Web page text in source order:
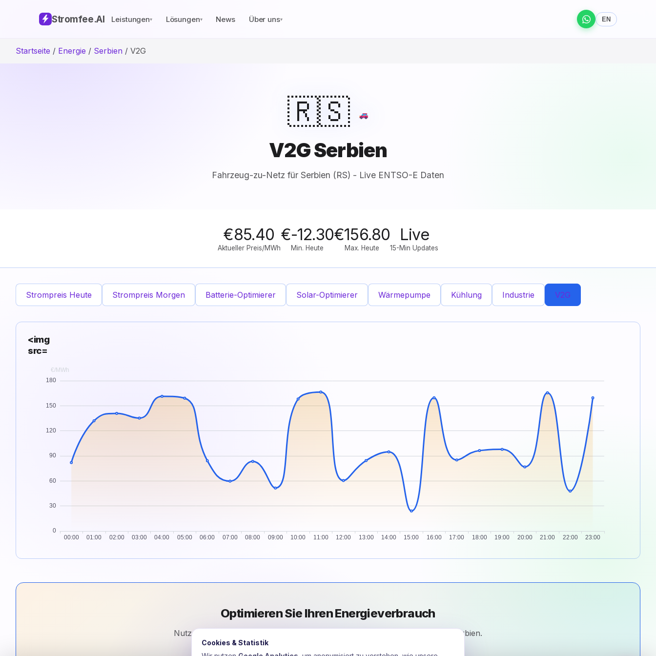
Stromfee.AI Leistungen▾ Lösungen▾ News Über uns▾ EN
Startseite / Energie / Serbien / V2G
🇷🇸
V2G Serbien
Fahrzeug-zu-Netz für Serbien (RS) - Live ENTSO-E Daten
€85.40
Aktueller Preis/MWh
€-12.30
Min. Heute
€156.80
Max. Heute
Live
15-Min Updates
Strompreis Heute Strompreis Morgen Batterie-Optimierer Solar-Optimierer Wärmepumpe Kühlung Industrie V2G
<img
src=
Optimieren Sie Ihren Energieverbrauch
Nutzen Sie unsere KI-gestützte Plattform für automatische Optimierung in Serbien.
Cookies & Statistik